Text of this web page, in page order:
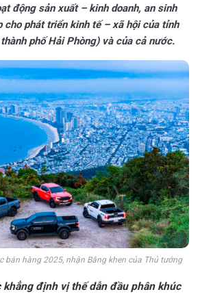
động sản xuất – kinh doanh, an sinh
cho phát triển kinh tế – xã hội của tỉnh
phố Hải Phòng) và của cả nước.
bán hàng 2025, nhận Bằng khen của Thủ tướng
khẳng định vịthếdẫn đầu phân khúc